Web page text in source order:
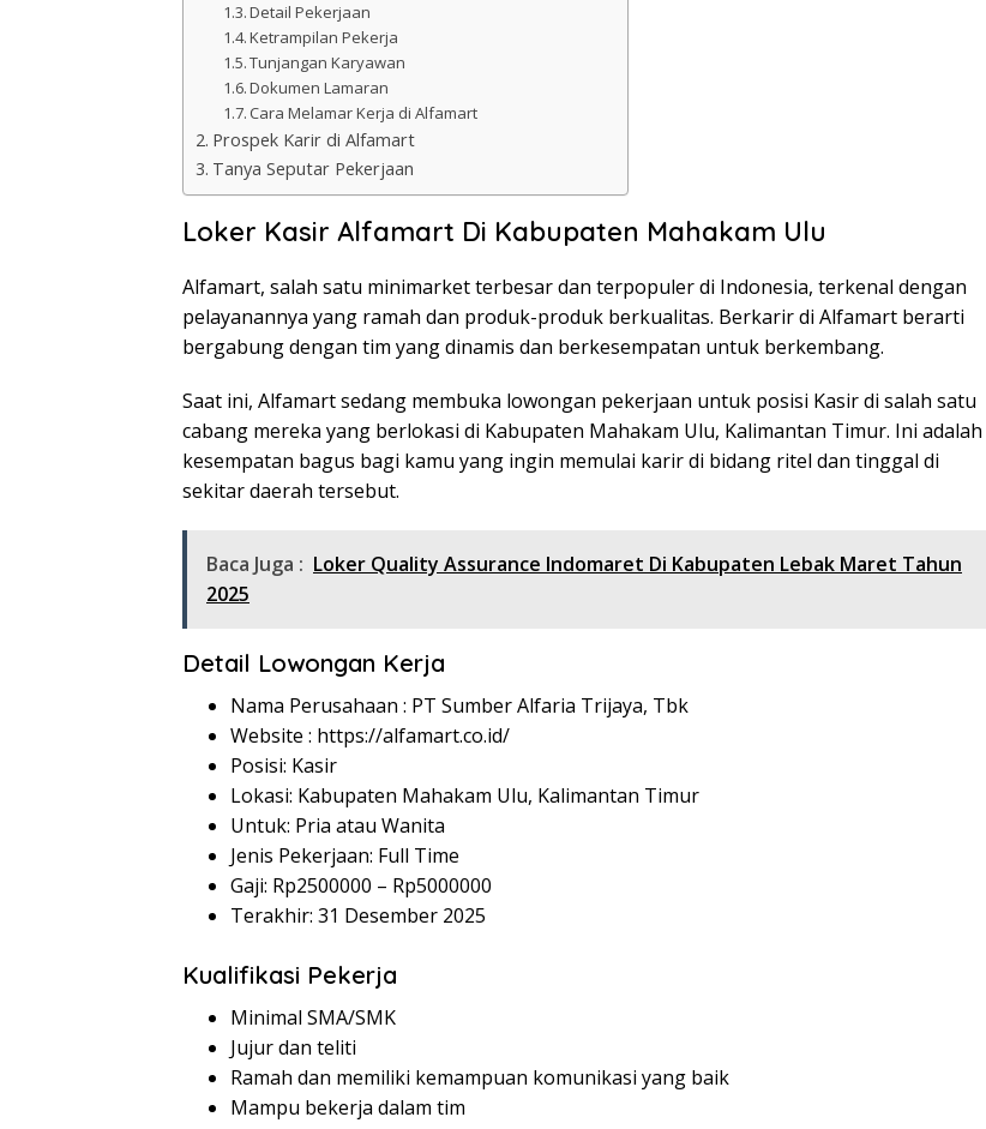
Detail Pekerjaan
Ketrampilan Pekerja
Tunjangan Karyawan
Dokumen Lamaran
Cara Melamar Kerja di Alfamart
Prospek Karir di Alfamart
Tanya Seputar Pekerjaan
Loker Kasir Alfamart Di Kabupaten Mahakam Ulu
Alfamart, salah satu minimarket terbesar dan terpopuler di Indonesia, terkenal dengan
pelayanannya yang ramah dan produk-produk berkualitas. Berkarir di Alfamart berarti
bergabung dengan tim yang dinamis dan berkesempatan untuk berkembang.
Saat ini, Alfamart sedang membuka lowongan pekerjaan untuk posisi Kasir di salah satu
cabang mereka yang berlokasi di Kabupaten Mahakam Ulu, Kalimantan Timur. Ini adalah
kesempatan bagus bagi kamu yang ingin memulai karir di bidang ritel dan tinggal di
sekitar daerah tersebut.
Baca Juga : Loker Quality Assurance Indomaret Di Kabupaten Lebak Maret Tahun
2025
Detail Lowongan Kerja
Nama Perusahaan : PT Sumber Alfaria Trijaya, Tbk
Website : https://alfamart.co.id/
Posisi: Kasir
Lokasi: Kabupaten Mahakam Ulu, Kalimantan Timur
Untuk: Pria atau Wanita
Jenis Pekerjaan: Full Time
Gaji: Rp2500000 – Rp5000000
Terakhir: 31 Desember 2025
Kualifikasi Pekerja
Minimal SMA/SMK
Jujur dan teliti
Ramah dan memiliki kemampuan komunikasi yang baik
Mampu bekerja dalam tim